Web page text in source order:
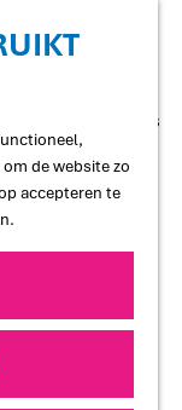
de website zo
accepteren te
en cafés
makers
and Breakfasts